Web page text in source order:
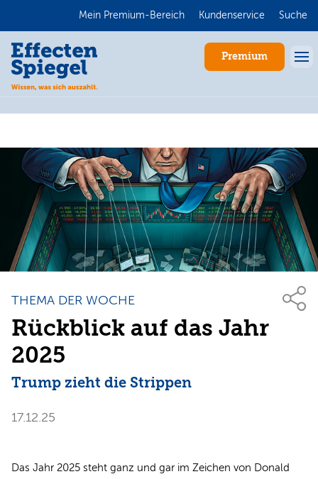
Mein Premium-Bereich Kundenservice Suche
Premium
THEMA DER WOCHE
Rückblick auf das Jahr
2025
Trump zieht die Strippen
17.12.25
Das Jahr 2025 steht ganz und gar im Zeichen von Donald
Anmelden